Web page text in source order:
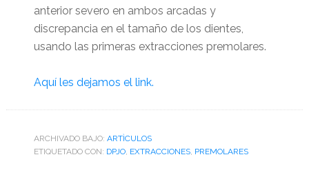
anterior severo en ambos arcadas y
discrepancia en el tamaño de los dientes,
usando las primeras extracciones premolares.
Aquí les dejamos el link.
ARCHIVADO BAJO: ARTÌCULOS
ETIQUETADO CON: DPJO, EXTRACCIONES, PREMOLARES